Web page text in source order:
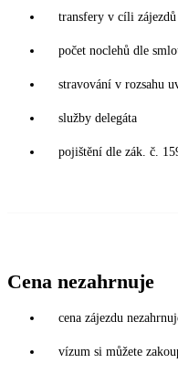
transfery v cíli zájezdů
počet noclehů dle
stravování v rozsahu
služby delegáta
pojištění dle zák. č.
Cena nezahrnuje
cena zájezdu
vízum si můžete